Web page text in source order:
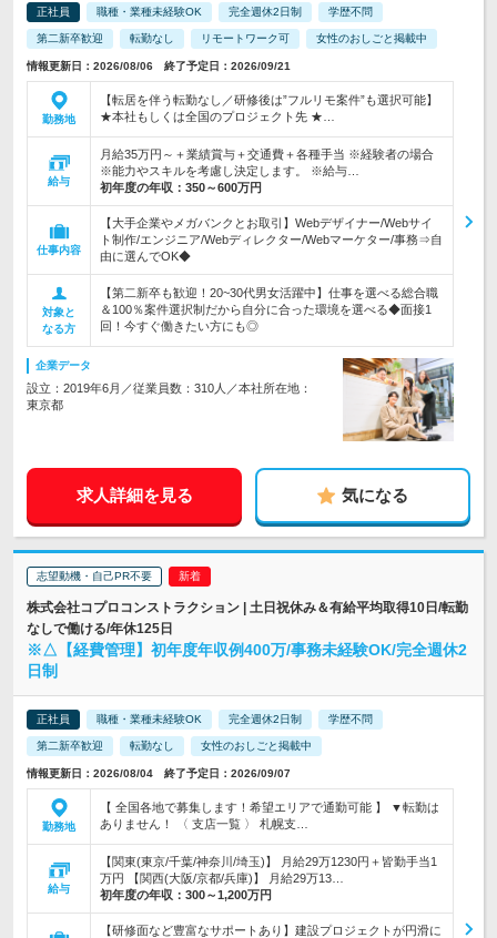
正社員 職種・業種未経験OK 完全週休2日制 学歴不問
第二新卒歓迎 転勤なし リモートワーク可 女性のおしごと掲載中
情報更新日：2026/08/06 終了予定日：2026/09/21
勤務地
【転居を伴う転勤なし／研修後は”フルリモ案件”も選択可能】
★本社もしくは全国のプロジェクト先 ★…
給与
月給35万円～＋業績賞与＋交通費＋各種手当 ※経験者の場合
※能力やスキルを考慮し決定します。 ※給与…
初年度の年収： 350～600万円
仕事内容
【大手企業やメガバンクとお取引】Webデザイナー/Webサイ
ト制作/エンジニア/Webディレクター/Webマーケター/事務⇒自
由に選んでOK◆
対象と
なる方
【第二新卒も歓迎！20~30代男女活躍中】仕事を選べる総合職
＆100％案件選択制だから自分に合った環境を選べる◆面接1
回！今すぐ働きたい方にも◎
企業データ
設立：2019年6月／従業員数：310人／本社所在地：
東京都
求人詳細を見る 気になる
志望動機・自己PR不要
株式会社コプロコンストラクション | 土日祝休み＆有給平均取得10日/転勤
なしで働ける/年休125日
※△【経費管理】初年度年収例400万/事務未経験OK/完全週休2
日制
正社員 職種・業種未経験OK 完全週休2日制 学歴不問
第二新卒歓迎 転勤なし 女性のおしごと掲載中
情報更新日：2026/08/04 終了予定日：2026/09/07
勤務地
【 全国各地で募集します！希望エリアで通勤可能 】 ▼転勤は
ありません！ 〈 支店一覧 〉 札幌支…
給与
【関東(東京/千葉/神奈川/埼玉)】 月給29万1230円＋皆勤手当1
万円 【関西(大阪/京都/兵庫)】 月給29万13…
初年度の年収： 300～1,200万円
【研修面など豊富なサポートあり】建設プロジェクトが円滑に